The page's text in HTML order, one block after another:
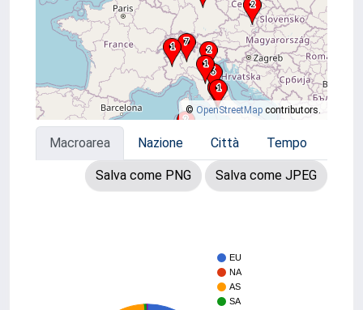
© OpenStreetMap contributors.
Macroarea Nazione Città Tempo
Salva come PNG Salva come JPEG
EU
NA
AS
SA